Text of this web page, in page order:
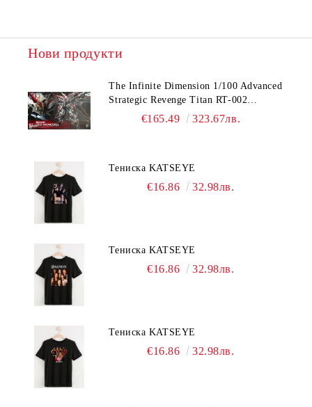
Нови продукти
The Infinite Dimension 1/100 Advanced
Strategic Revenge Titan RT-002
Nemesis€165.49 323.67лв.
Тениска KATSEYE
€16.86 32.98лв.
Тениска KATSEYE
€16.86 32.98лв.
Тениска KATSEYE
€16.86 32.98лв.